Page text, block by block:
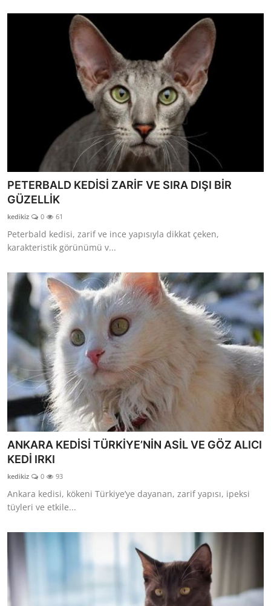
PETERBALD KEDİSİ ZARİF VE SIRA DIŞI BİR
GÜZELLİK
kedikiz 0 61
Peterbald kedisi, zarif ve ince yapısıyla dikkat çeken,
karakteristik görünümü v...
ANKARA KEDİSİ TÜRKİYE’NİN ASİL VE GÖZ ALICI
KEDİ IRKI
kedikiz 0 93
Ankara kedisi, kökeni Türkiye’ye dayanan, zarif yapısı, ipeksi
tüyleri ve etkile...